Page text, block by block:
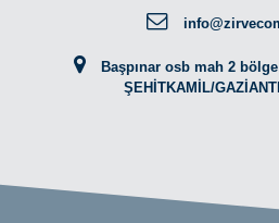
Başpınar osb mah 2
ŞEHİTKAMİL/